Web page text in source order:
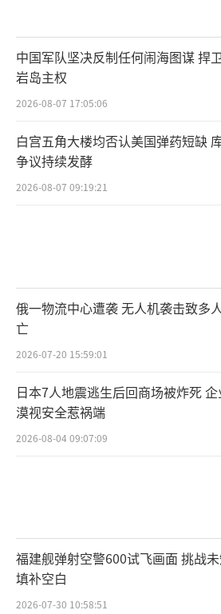
中国军队坚决反制任何闹海图谋 捍
岩岛主权
2026-08-07 17:05:06
白宫五角大楼均否认美国弹药短缺
争议持续发酵
2026-08-07 09:19:21
俄一物流中心遭袭 无人机袭击致多
亡
2026-07-20 15:59:01
日本7人地震逃生后回商场被炸死 企
漠视安全惹祸端
2026-08-04 09:07:09
福建舰弹射空警600试飞画面 挑战
填补空白
2026-07-30 10:58:51